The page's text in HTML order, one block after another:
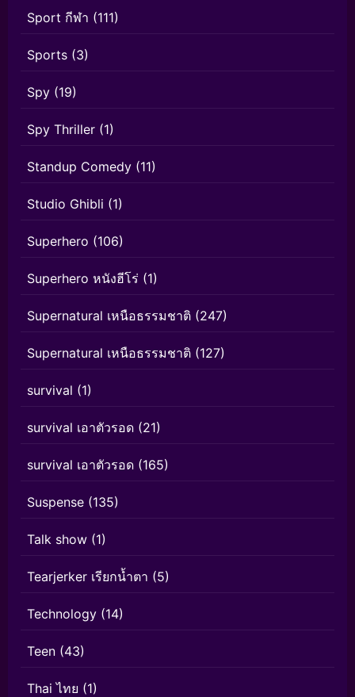
Sport กีฬา (111)
Sports (3)
Spy (19)
Spy Thriller (1)
Standup Comedy (11)
Studio Ghibli (1)
Superhero (106)
Superhero หนังฮีโร่ (1)
Supernatural เหนือธรรมชาติ (247)
Supernatural เหนือธรรมชาติ (127)
survival (1)
survival เอาตัวรอด (21)
survival เอาตัวรอด (165)
Suspense (135)
Talk show (1)
Tearjerker เรียกน้ำตา (5)
Technology (14)
Teen (43)
Thai ไทย (1)